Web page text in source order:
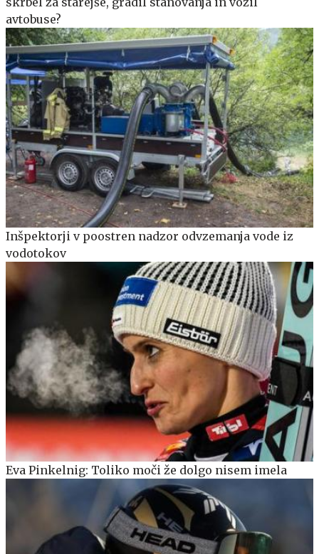
avtobuse?
Inšpektorji v poostren nadzor odvzemanja vode iz
vodotokov
Eva Pinkelnig: Toliko moči že dolgo nisem imela